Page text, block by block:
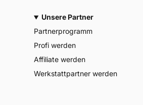
Unsere Partner
Partnerprogramm
Profi werden
Affiliate werden
Werkstattpartner werden